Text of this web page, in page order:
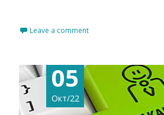
Leave a comment
05
Окт/22